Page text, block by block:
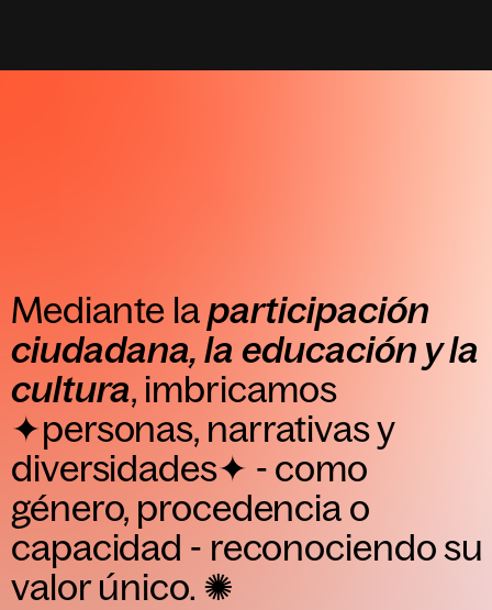
Mediante laparticipación
ciudadana, la educación y la
cultura, imbricamos
✦personas, narrativas y
diversidades✦ - como
género, procedencia o
capacidad - reconociendo su
valor único. ✺